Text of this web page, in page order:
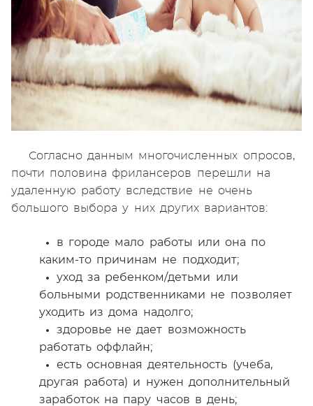
Согласно данным многочисленных опросов,
почти половина фрилансеров перешли на
удаленную работу вследствие не очень
большого выбора у них других вариантов:
в городе мало работы или она по
каким-то причинам не подходит;
уход за ребенком/детьми или
больными родственниками не позволяет
уходить из дома надолго;
здоровье не дает возможность
работать оффлайн;
есть основная деятельность (учеба,
другая работа) и нужен дополнительный
заработок на пару часов в день;